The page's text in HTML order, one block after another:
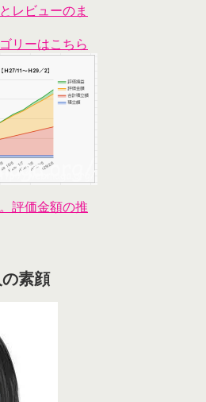
レビューのま
リーはこちら
評価金額の推
素顔